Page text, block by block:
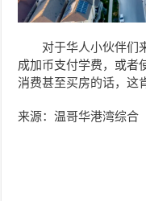
对于华人小伙伴们
成加币支付学费，或者
消费甚至买房的话，这
来源：温哥华港湾综合